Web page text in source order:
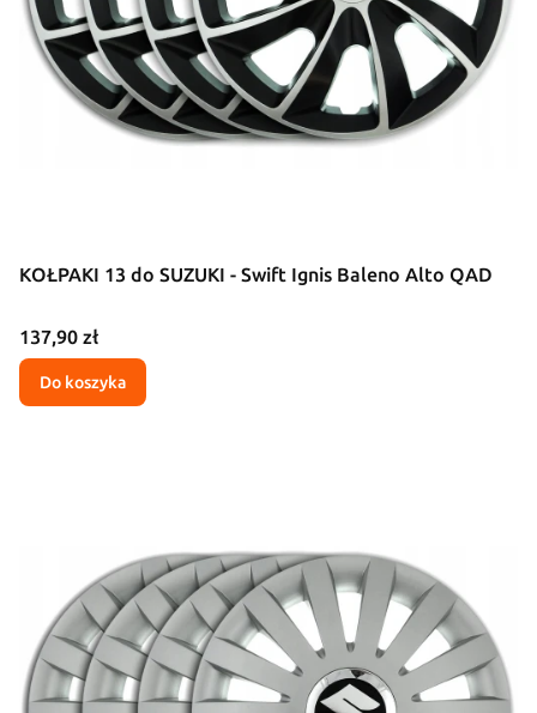
KOŁPAKI 13 do SUZUKI - Swift Ignis Baleno Alto QAD
Cena
137,90 zł
Do koszyka